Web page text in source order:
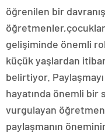
öğrenilen bir
gelişiminde önemli rol
küçük yaşlardan
belirtiyor.
hayatında önemli bir
vurgulayan
paylaşmanın